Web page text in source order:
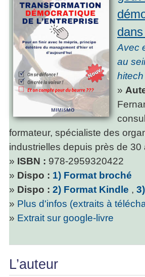
Avec
au
hitech
»
formateur, spécialiste des
industrielles depuis près de 30
» ISBN : 978-2959320422
» Dispo : 1) Format broché
» Dispo : 2) Format Kindle ,
» Plus d'infos (extraits à
» Extrait sur google-livre
L’auteur